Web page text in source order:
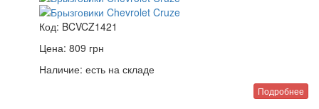
Код: BCVCZ1421
Цена: 809 грн
Наличие: есть на складе
Подробнее